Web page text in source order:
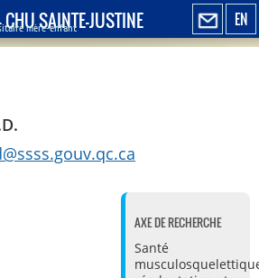
EN
CHU SAINTE-JUSTINE
mère-enfant
AXE DE RECHERCHE
Santé